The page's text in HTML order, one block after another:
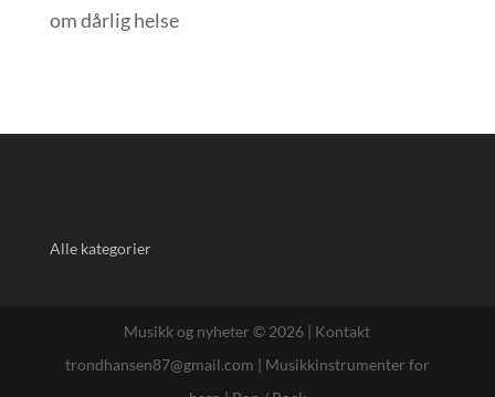
om dårlig helse
Alle kategorier
Musikk og nyheter © 2026 | Kontakt
trondhansen87@gmail.com | Musikkinstrumenter for